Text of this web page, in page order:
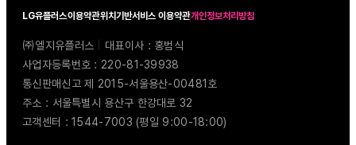
LG유플러스이용약관위치기반서비스 이용약관개인정보처리방침
㈜엘지유플러스
대표이사 : 홍범식
사업자등록번호 : 220-81-39938
통신판매신고 제 2015-서울용산-00481호
주소 : 서울특별시 용산구 한강대로 32
고객센터 : 1544-7003 (평일 9:00-18:00)